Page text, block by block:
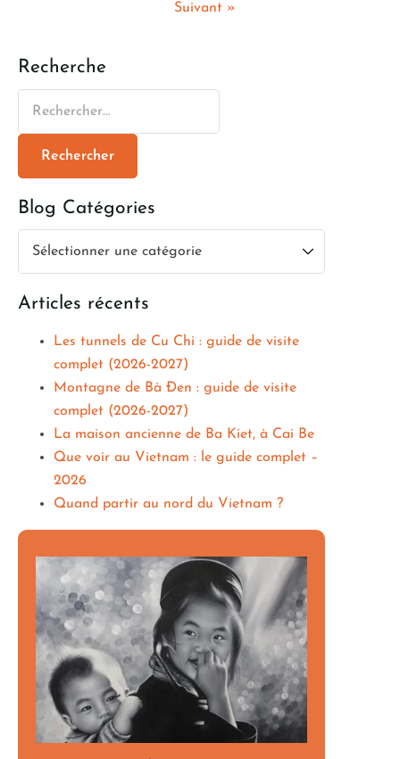
Suivant »
Recherche
Blog Catégories
Articles récents
Les tunnels de Cu Chi : guide de visite
complet (2026-2027)
Montagne de Bà Đen : guide de visite
complet (2026-2027)
La maison ancienne de Ba Kiet, à Cai Be
Que voir au Vietnam : le guide complet –
2026
Quand partir au nord du Vietnam ?